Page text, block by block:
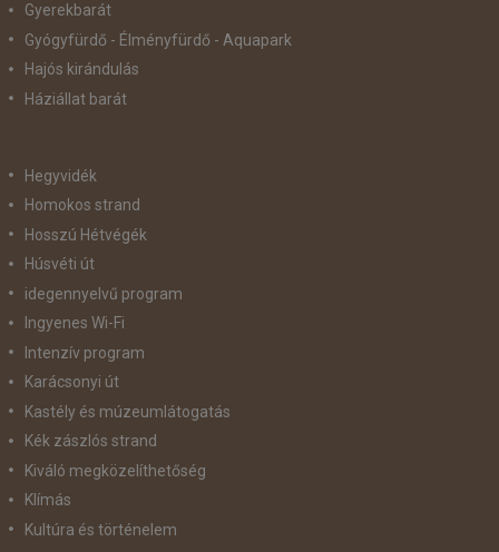
Gyerekbarát
Gyógyfürdő - Élményfürdő - Aquapark
Hajós kirándulás
Háziállat barát
Hegyvidék
Homokos strand
Hosszú Hétvégék
Húsvéti út
idegennyelvű program
Ingyenes Wi-Fi
Intenzív program
Karácsonyi út
Kastély és múzeumlátogatás
Kék zászlós strand
Kiváló megközelíthetőség
Klímás
Kultúra és történelem